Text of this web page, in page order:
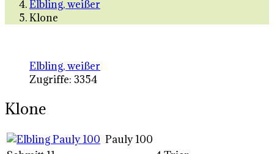
Elbling, weißer
Klone
Elbling, weißer
Zugriffe: 3354
Klone
Pauly 100